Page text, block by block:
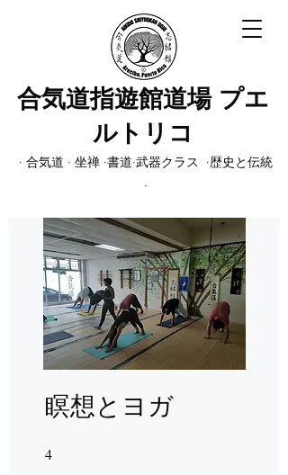
合気道指遊館道場 プエ
ルトリコ
· 合気道 · 坐禅 ·書道·武器クラス ·歴史と伝統
·
瞑想とヨガ
4